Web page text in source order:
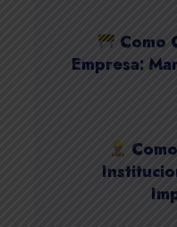
Como
Empresa: